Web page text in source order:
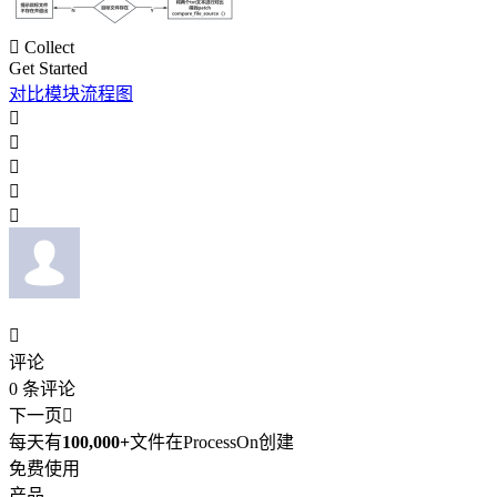
 Collect
Get Started
对比模块流程图






评论
0 条评论
下一页
每天有100,000+文件在ProcessOn创建
免费使用